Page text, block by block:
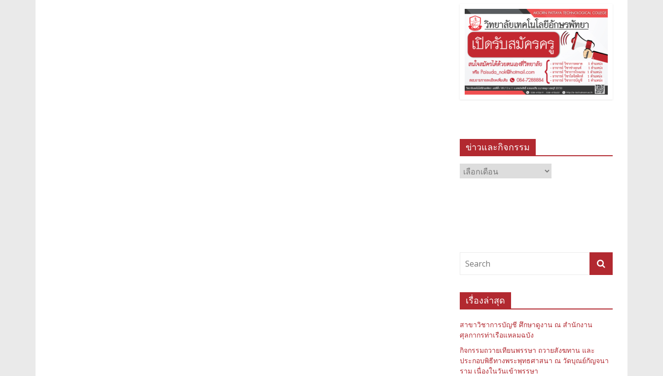
ข่าวและกิจกรรม
ข่าว
และ
เรื่องล่าสุด
สาขาวิชาการบัญชี ศึกษาดูงาน ณ สำนักงาน
ศุลกากรท่าเรือแหลมฉบัง
กิจกรรมถวายเทียนพรรษา ถวายสังฆทาน และ
ประกอบพิธีทางพระพุทธศาสนา ณ วัดบุณย์กัญจนา
ราม เนื่องในวันเข้าพรรษา